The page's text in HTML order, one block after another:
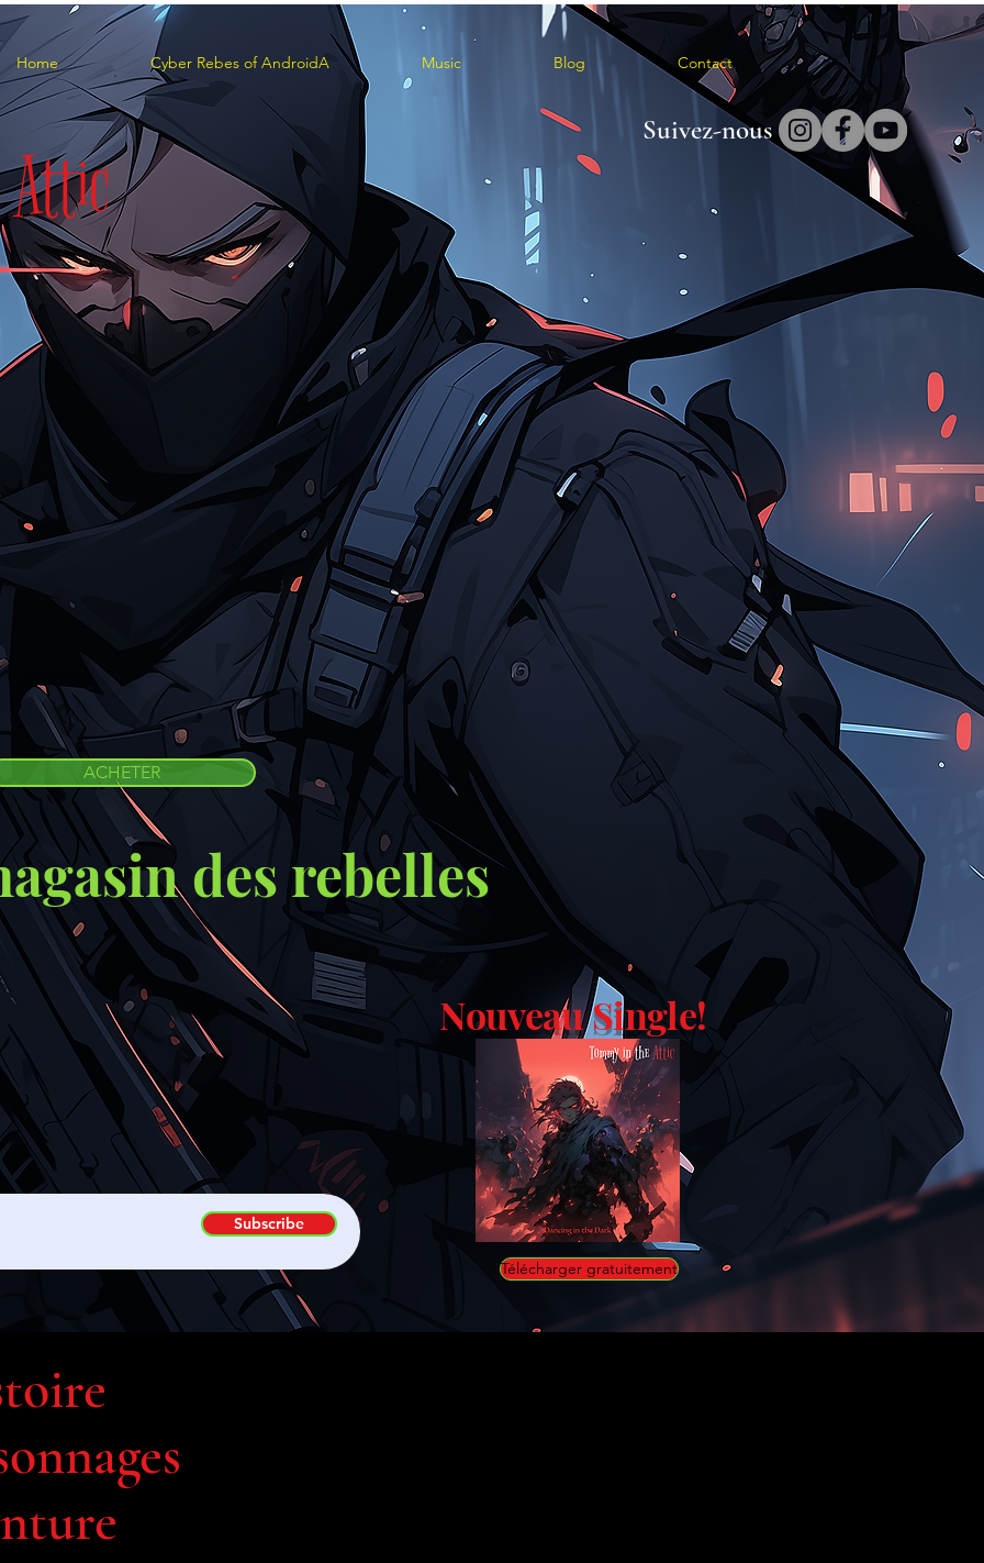
Home Cyber Rebes of AndroidA Music Blog Contact
Suivez-nous
Attic
ACHETER
des rebelles
Nouveau Single!
Subscribe
Télécharger gratuitement